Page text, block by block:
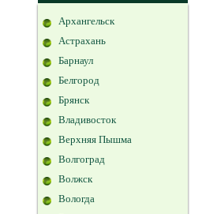
Архангельск
Астрахань
Барнаул
Белгород
Брянск
Владивосток
Верхняя Пышма
Волгоград
Волжск
Вологда